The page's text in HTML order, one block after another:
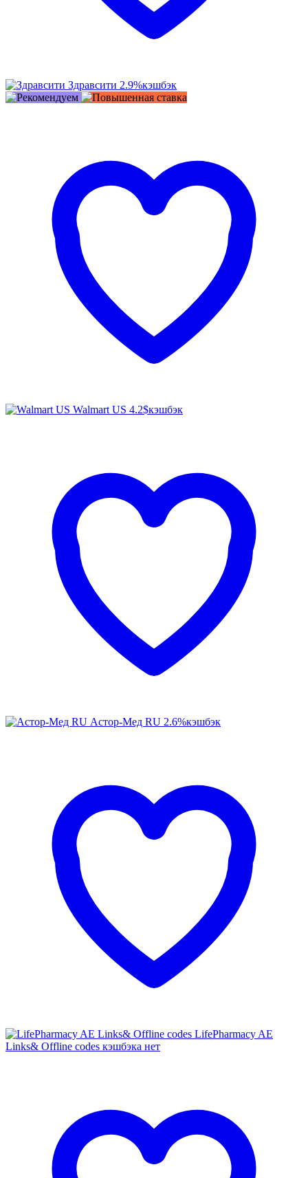
Здравсити 2.9%кэшбэк
Walmart US 4.2$кэшбэк
Астор-Мед RU 2.6%кэшбэк
LifePharmacy AE
Links& Offline codes кэшбэка нет